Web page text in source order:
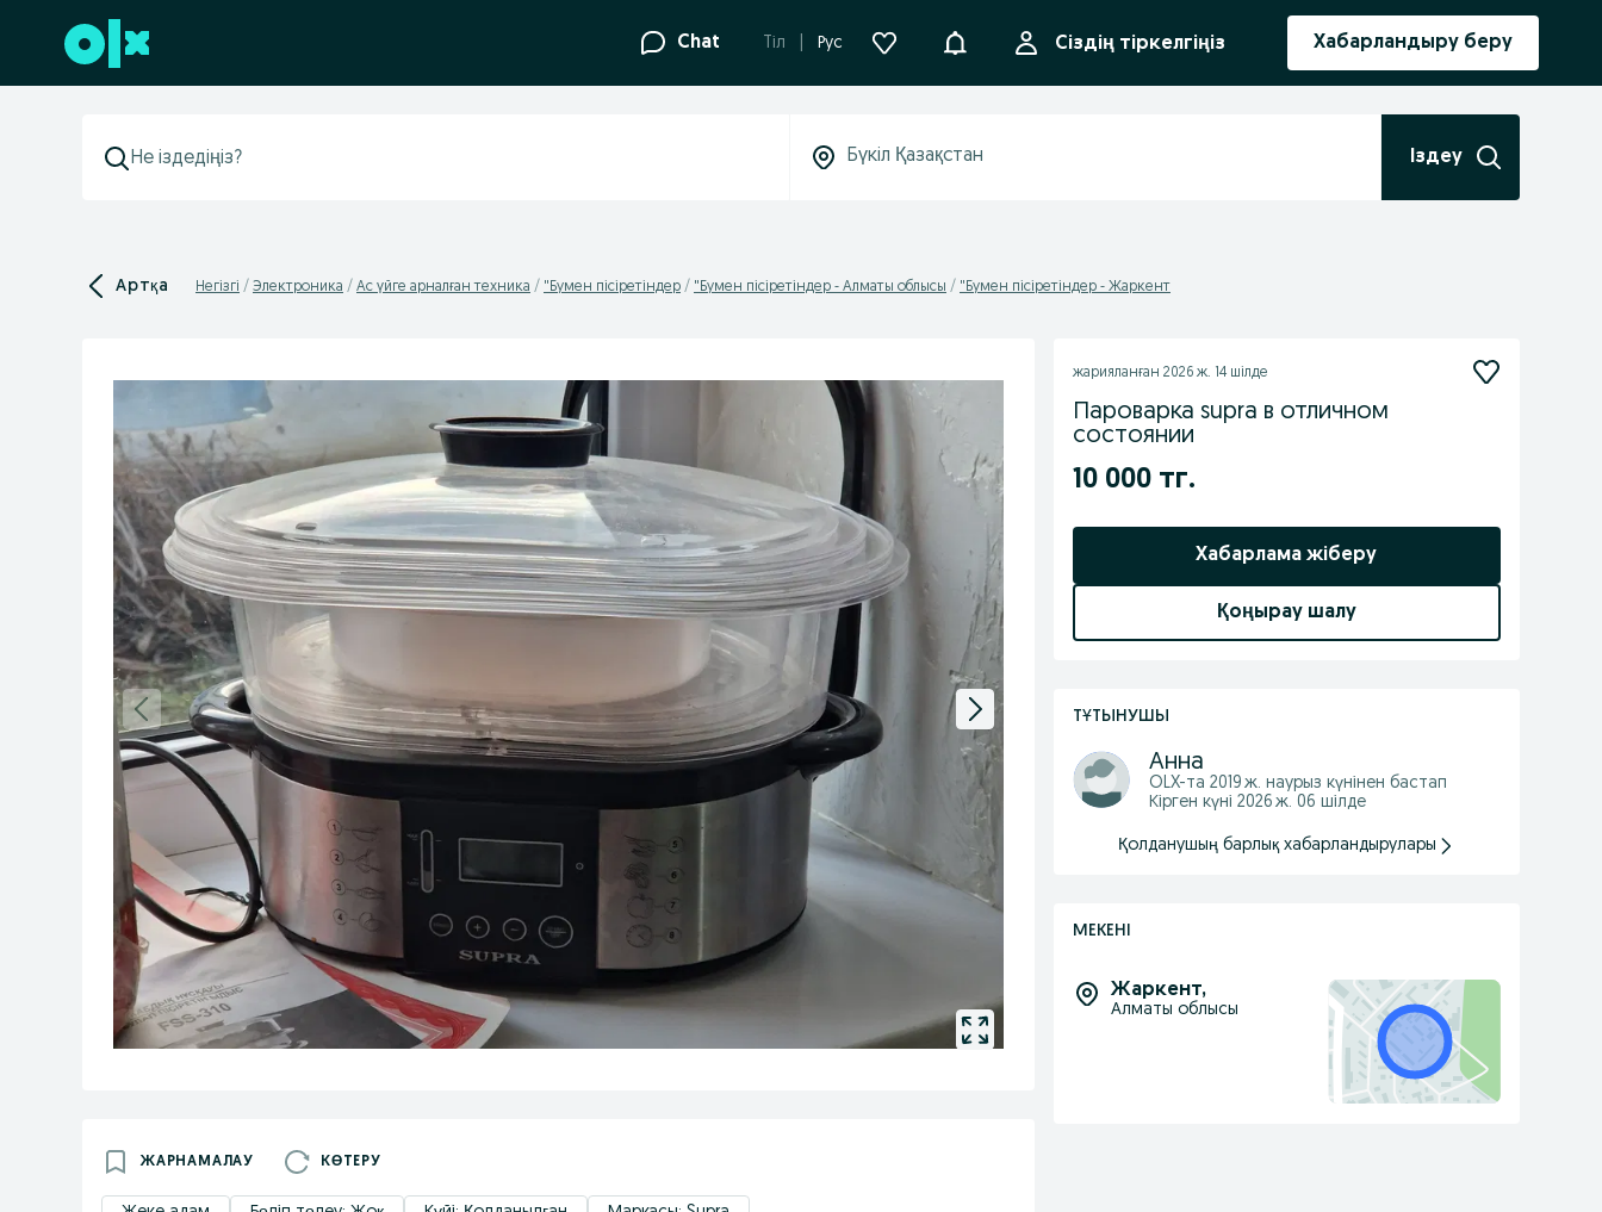
Төменгі деректемеге өту Chat Tіл Рус АқпараттандыруСіздің тіркелгіңіз Хабарландыру беру
Іздеу
Артқа Негізгі Электроника Ас үйге арналған техника "Бумен пісіретіндер "Бумен пісіретіндер - Алматы облысы "Бумен пісіретіндер - Жаркент
ЖАРНАМАЛАУ КӨТЕРУ
жарияланған 2026 ж. 14 шілде
Пароварка supra в отличном
состоянии
10 000 тг.
Хабарлама жіберу
Қоңырау шалу
ТҰТЫНУШЫ
Анна
OLX-та 2019 ж. наурыз күнінен бастап
Кірген күні 2026 ж. 06 шілде
Қолданушың барлық хабарландырулары
МЕКЕНІ
Жаркент,
Алматы облысы